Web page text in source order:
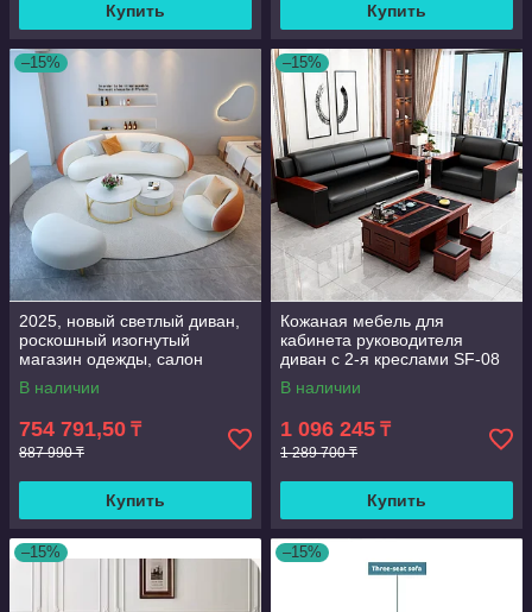
Купить Купить
–15%
2025, новый светлый диван,
роскошный изогнутый
магазин одежды, салон
красоты, гостиная,
небольшой диван для
В наличии
754 791,50 ₸
887 990 ₸
Купить
–15%
Кожаная мебель для
кабинета руководителя
диван с 2-я креслами SF-08
офисная мебель,
современный офисный
В наличии
1 096 245 ₸
1 289 700 ₸
Купить
–15% –15%